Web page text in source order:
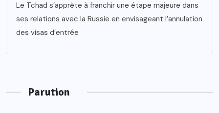
Le Tchad s’apprête à franchir une étape majeure dans
ses relations avec la Russie en envisageant l’annulation
des visas d’entrée
Parution